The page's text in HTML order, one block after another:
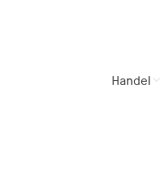
Handel